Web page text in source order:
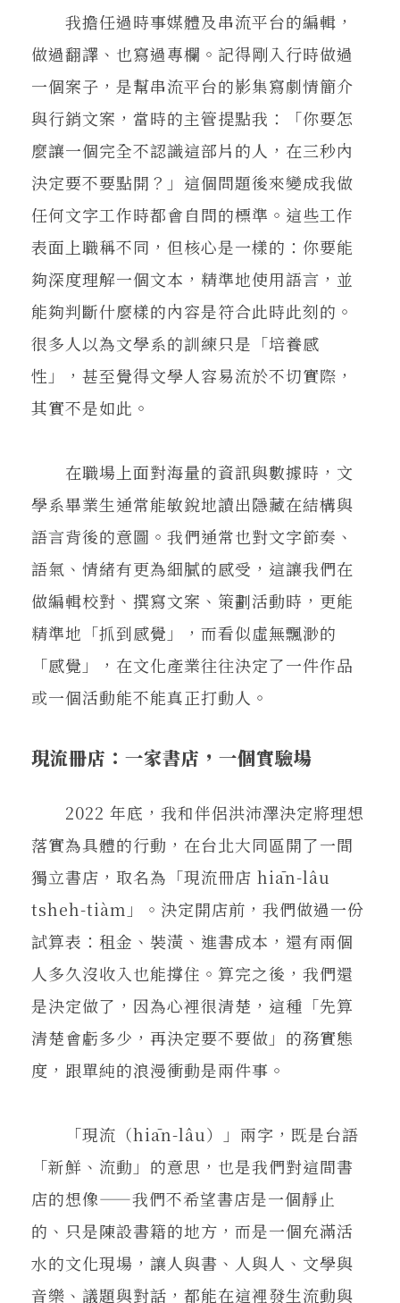
我擔任過時事媒體及串流平台的編輯，
做過翻譯、也寫過專欄。記得剛入行時做過
一個案子，是幫串流平台的影集寫劇情簡介
與行銷文案，當時的主管提點我：「你要怎
麼讓一個完全不認識這部片的人，在三秒內
決定要不要點開？」這個問題後來變成我做
任何文字工作時都會自問的標準。這些工作
表面上職稱不同，但核心是一樣的：你要能
夠深度理解一個文本，精準地使用語言，並
能夠判斷什麼樣的內容是符合此時此刻的。
很多人以為文學系的訓練只是「培養感
性」，甚至覺得文學人容易流於不切實際，
其實不是如此。
在職場上面對海量的資訊與數據時，文
學系畢業生通常能敏銳地讀出隱藏在結構與
語言背後的意圖。我們通常也對文字節奏、
語氣、情緒有更為細膩的感受，這讓我們在
做編輯校對、撰寫文案、策劃活動時，更能
精準地「抓到感覺」，而看似虛無飄渺的
「感覺」，在文化產業往往決定了一件作品
或一個活動能不能真正打動人。
現流冊店：一家書店，一個實驗場
2022 年底，我和伴侶洪沛澤決定將理想
落實為具體的行動，在台北大同區開了一間
獨立書店，取名為「現流冊店 hiān-lâu
tsheh-tiàm」。決定開店前，我們做過一份
試算表：租金、裝潢、進書成本，還有兩個
人多久沒收入也能撐住。算完之後，我們還
是決定做了，因為心裡很清楚，這種「先算
清楚會虧多少，再決定要不要做」的務實態
度，跟單純的浪漫衝動是兩件事。
「現流（hiān-lâu）」兩字，既是台語
「新鮮、流動」的意思，也是我們對這間書
店的想像——我們不希望書店是一個靜止
的、只是陳設書籍的地方，而是一個充滿活
水的文化現場，讓人與書、人與人、文學與
音樂、議題與對話，都能在這裡發生流動與